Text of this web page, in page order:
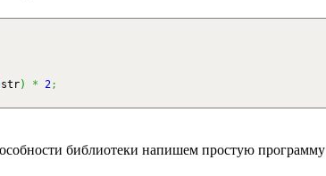
str) * 2;
библиотеки напишем простую программу